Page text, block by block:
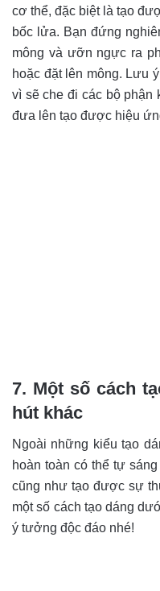
cơ thể, đặc biệt là tạo
bốc lửa. Bạn đứng
mông và ưỡn ngực ra
hoặc đặt lên mông. Lưu
vì sẽ che đi các bộ phận
đưa lên tạo được hiệu
7. Một số cách
hút khác
Ngoài những kiểu tạo
hoàn toàn có thể tự
cũng như tạo được sự
một số cách tạo dáng
ý tưởng độc đáo nhé!